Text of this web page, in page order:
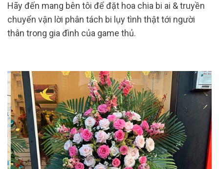
Hãy đến mang bên tôi để đặt hoa chia bi ai & truyền
chuyển vận lời phân tách bi lụy tình thật tới người
thân trong gia đình của game thủ.